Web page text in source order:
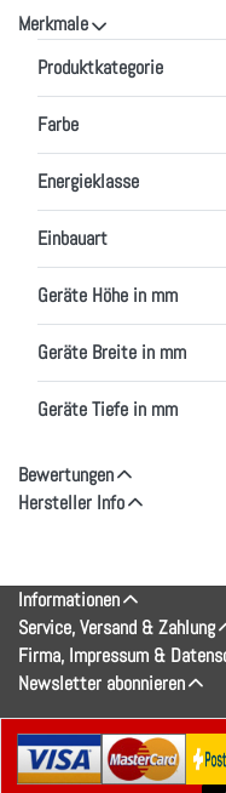
Merkmale
Produktkategorie
Farbe
Energieklasse
Einbauart
Geräte Höhe in mm
Geräte Breite in mm
Geräte Tiefe in mm
Bewertungen
Hersteller Info
Informationen
Service, Versand & Zahlung
Firma, Impressum &
Newsletter abonnieren